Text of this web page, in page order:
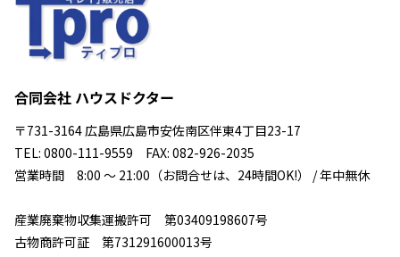
合同会社 ハウスドクター
〒731-3164 広島県広島市安佐南区伴東4丁目23-17
TEL: 0800-111-9559 FAX: 082-926-2035
営業時間 8:00 ～ 21:00（お問合せは、24時間OK!） / 年中無休
産業廃棄物収集運搬許可 第03409198607号
古物商許可証 第731291600013号